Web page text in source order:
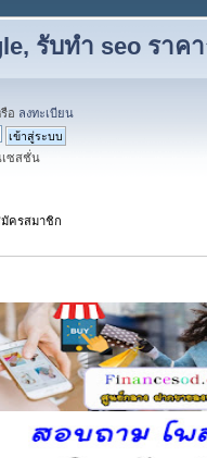
รับทำ seo ราค
อ ลงทะเบียน
เซสชั่น
ครสมาชิก